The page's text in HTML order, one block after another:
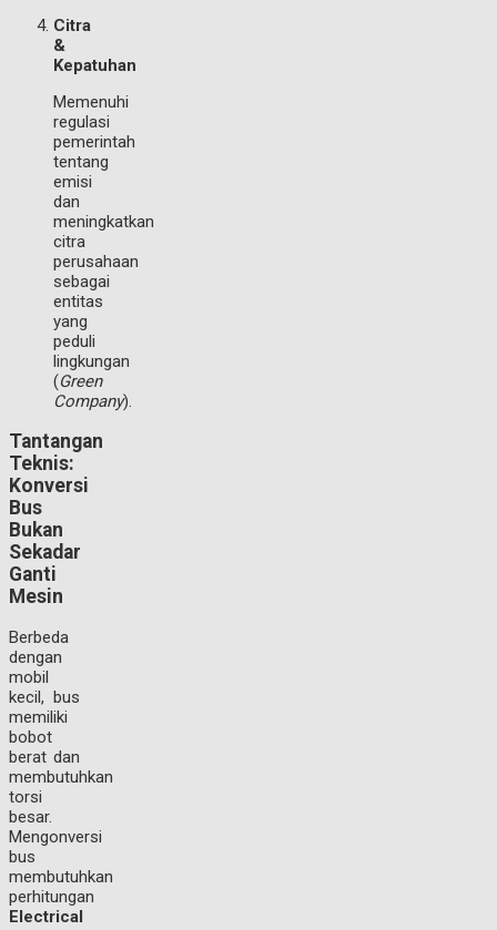
Citra
&
Kepatuhan
Memenuhi
regulasi
pemerintah
tentang
emisi
dan
meningkatkan
citra
perusahaan
sebagai
entitas
yang
peduli
lingkungan
(Green
Company).
Tantangan
Teknis:
Konversi
Bus
Bukan
Sekadar
Ganti
Mesin
Berbeda
dengan
mobil
kecil, bus
memiliki
bobot
berat dan
membutuhkan
torsi
besar.
Mengonversi
bus
membutuhkan
perhitungan
Electrical